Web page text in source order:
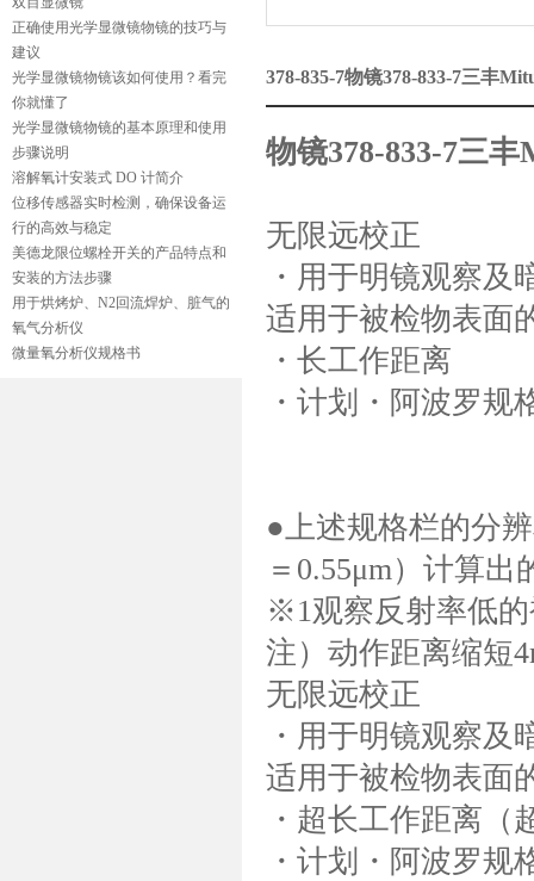
正确使用光学显微镜物镜的技巧与
建议
光学显微镜物镜该如何使用？看完
你就懂了
光学显微镜物镜的基本原理和使用
步骤说明
溶解氧计安装式 DO 计简介
位移传感器实时检测，确保设备运
行的高效与稳定
美德龙限位螺栓开关的产品特点和
安装的方法步骤
用于烘烤炉、N2回流焊炉、脏气的
氧气分析仪
微量氧分析仪规格书
378-835-7物镜378-833-7三丰
物镜378-833-7三
无限远校正
・用于明镜观察及
适用于被检物表面
・长工作距离
・计划・阿波罗规
●上述规格栏的分
＝0.55μm）计算出
※1观察反射率低
注）动作距离缩短
无限远校正
・用于明镜观察及
适用于被检物表面
・超长工作距离（
・计划・阿波罗规